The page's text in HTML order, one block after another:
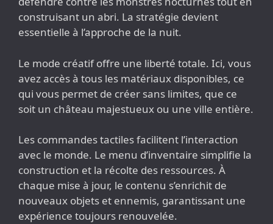
construisant un abri. La stratégie devient
essentielle à l’approche de la nuit.
Le mode créatif offre une liberté totale. Ici, vous
avez accès à tous les matériaux disponibles, ce
qui vous permet de créer sans limites, que ce
soit un château majestueux ou une ville entière.
Les commandes tactiles facilitent l’interaction
avec le monde. Le menu d’inventaire simplifie la
construction et la récolte des ressources. À
chaque mise à jour, le contenu s’enrichit de
nouveaux objets et ennemis, garantissant une
expérience toujours renouvelée.